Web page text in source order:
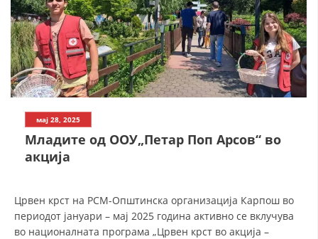
мај 28, 2025
Младите од ООУ„Петар Поп Арсов“ во
акција
Црвен крст на РСМ-Општинска организација Карпош во
периодот јануари – мај 2025 година активно се вклучува
во националната програма „Црвен крст во акција –